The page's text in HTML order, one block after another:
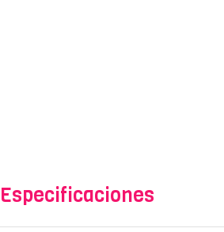
Especificaciones